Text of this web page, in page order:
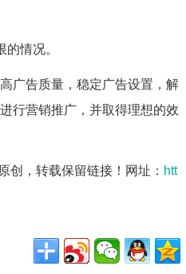
情况。
广告质量，稳定广告设置，解
行营销推广，并取得理想的效
原创，转载保留链接！网址： htt